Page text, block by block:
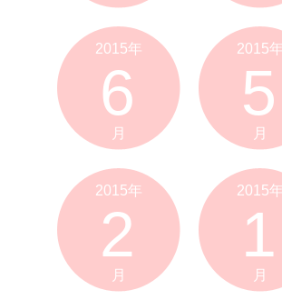
2015年
6
月
2015
5
月
2015年
2
月
2015
1
月